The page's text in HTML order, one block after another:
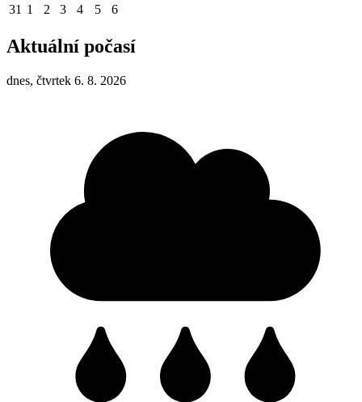
31 1 2 3 4 5 6
Aktuální počasí
dnes, čtvrtek 6. 8. 2026